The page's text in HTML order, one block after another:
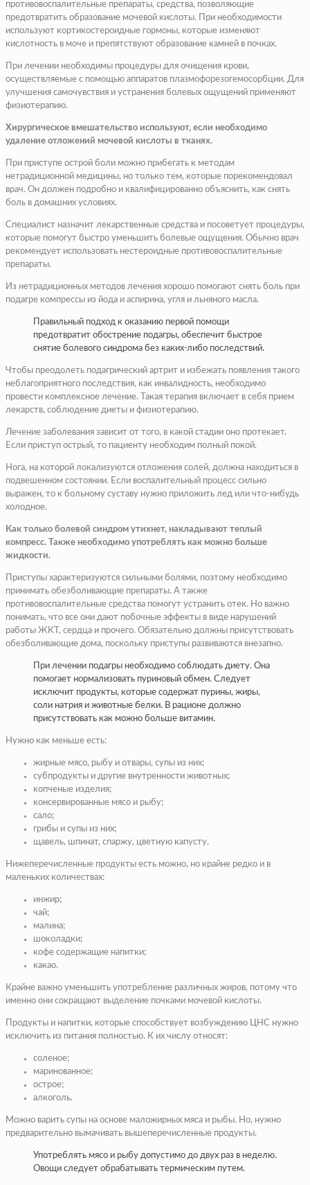
противовоспалительные препараты, средства, позволяющие
предотвратить образование мочевой кислоты. При необходимости
используют кортикостероидные гормоны, которые изменяют
кислотность в моче и препятствуют образование камней в почках.
При лечении необходимы процедуры для очищения крови,
осуществляемые с помощью аппаратов плазмофорезогемосорбции. Для
улучшения самочувствия и устранения болевых ощущений применяют
физиотерапию.
Хирургическое вмешательство используют, если необходимо
удаление отложений мочевой кислоты в тканях.
При приступе острой боли можно прибегать к методам
нетрадиционной медицины, но только тем, которые порекомендовал
врач. Он должен подробно и квалифицированно объяснить, как снять
боль в домашних условиях.
Специалист назначит лекарственные средства и посоветует процедуры,
которые помогут быстро уменьшить болевые ощущения. Обычно врач
рекомендует использовать нестероидные противовоспалительные
препараты.
Из нетрадиционных методов лечения хорошо помогают снять боль при
подагре компрессы из йода и аспирина, угля и льняного масла.
Правильный подход к оказанию первой помощи
предотвратит обострение подагры, обеспечит быстрое
снятие болевого синдрома без каких-либо последствий.
Чтобы преодолеть подагрический артрит и избежать появления такого
неблагоприятного последствия, как инвалидность, необходимо
провести комплексное лечение. Такая терапия включает в себя прием
лекарств, соблюдение диеты и физиотерапию.
Лечение заболевания зависит от того, в какой стадии оно протекает.
Если приступ острый, то пациенту необходим полный покой.
Нога, на которой локализуются отложения солей, должна находиться в
подвешенном состоянии. Если воспалительный процесс сильно
выражен, то к больному суставу нужно приложить лед или что-нибудь
холодное.
Как только болевой синдром утихнет, накладывают теплый
компресс. Также необходимо употреблять как можно больше
жидкости.
Приступы характеризуются сильными болями, поэтому необходимо
принимать обезболивающие препараты. А также
противовоспалительные средства помогут устранить отек. Но важно
понимать, что все они дают побочные эффекты в виде нарушений
работы ЖКТ, сердца и прочего. Обязательно должны присутствовать
обезболивающие дома, поскольку приступы развиваются внезапно.
При лечении подагры необходимо соблюдать диету. Она
помогает нормализовать пуриновый обмен. Следует
исключит продукты, которые содержат пурины, жиры,
соли натрия и животные белки. В рационе должно
присутствовать как можно больше витамин.
Нужно как меньше есть:
жирные мясо, рыбу и отвары, супы из них;
субпродукты и другие внутренности животных;
копченые изделия;
консервированные мясо и рыбу;
сало;
грибы и супы из них;
щавель, шпинат, спаржу, цветную капусту.
Нижеперечисленные продукты есть можно, но крайне редко и в
маленьких количествах:
инжир;
чай;
малина;
шоколадки;
кофе содержащие напитки;
какао.
Крайне важно уменьшить употребление различных жиров, потому что
именно они сокращают выделение почками мочевой кислоты.
Продукты и напитки, которые способствует возбуждению ЦНС нужно
исключить из питания полностью. К их числу относят:
соленое;
маринованное;
острое;
алкоголь.
Можно варить супы на основе маложирных мяса и рыбы. Но, нужно
предварительно вымачивать вышеперечисленные продукты.
Употреблять мясо и рыбу допустимо до двух раз в неделю.
Овощи следует обрабатывать термическим путем.